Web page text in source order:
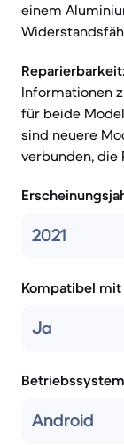
einem
Reparierbarkeit:
Informationen
für beide
sind neuere
verbunden, die
2021
Kompatibel
Ja
Betriebssystem
Android